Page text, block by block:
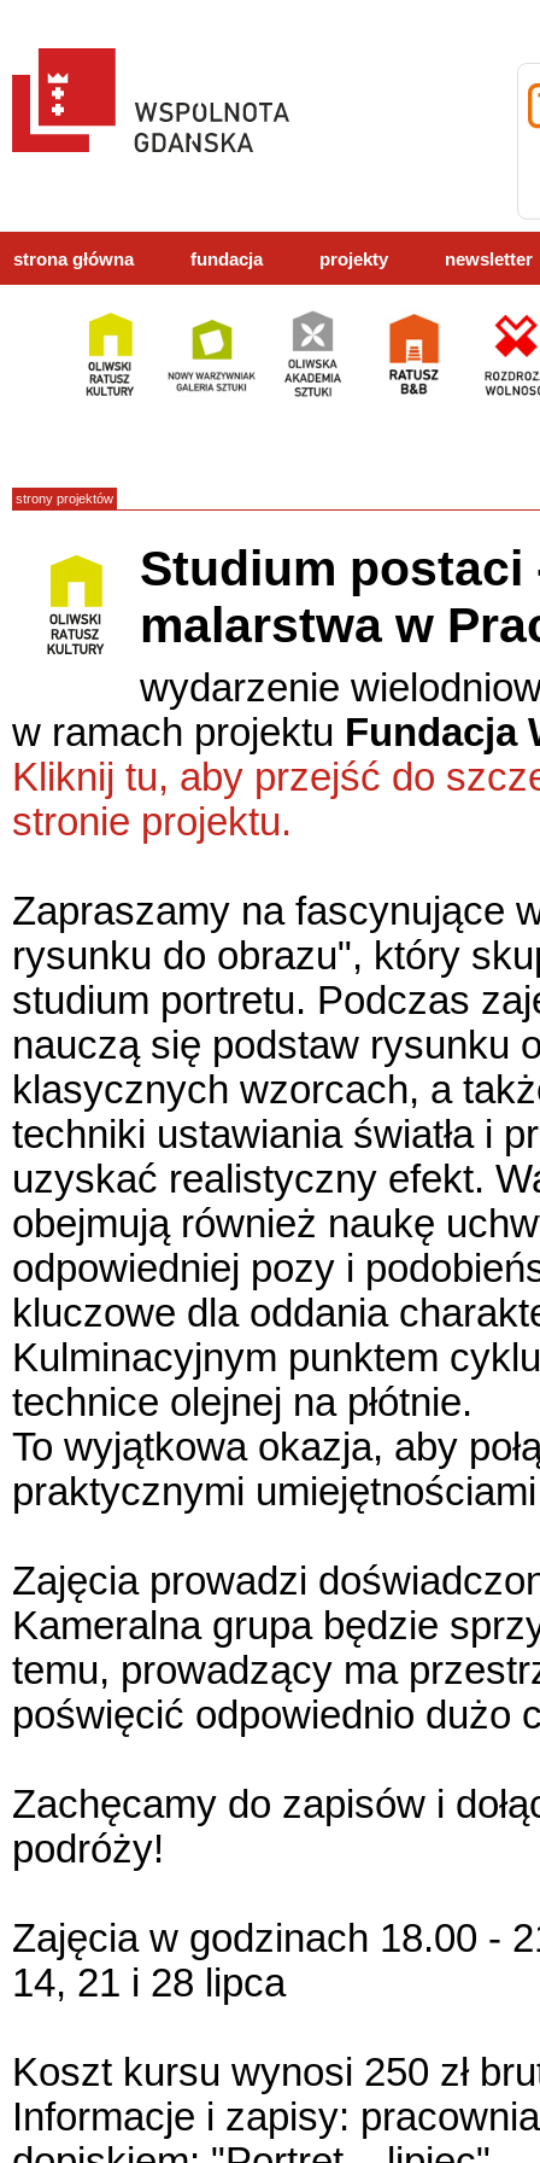
strona główna fundacja projekty newsletter
strony projektów
Studium
malarstwa w
wydarzenie
w ramach projektu Fundacja
Kliknij tu, aby przejść do
stronie projektu.
Zapraszamy na fascynujące
rysunku do obrazu", który
studium portretu. Podczas
nauczą się podstaw rysunku
klasycznych wzorcach, a
techniki ustawiania światła i
uzyskać realistyczny efekt.
obejmują również naukę
odpowiedniej pozy i
kluczowe dla oddania
Kulminacyjnym punktem
technice olejnej na płótnie.
To wyjątkowa okazja, aby
praktycznymi
Zajęcia prowadzi
Kameralna grupa będzie
temu, prowadzący ma
poświęcić odpowiednio dużo
Zachęcamy do zapisów i
podróży!
Zajęcia w godzinach 18.00 -
14, 21 i 28 lipca
Koszt kursu wynosi 250 zł
Informacje i zapisy: